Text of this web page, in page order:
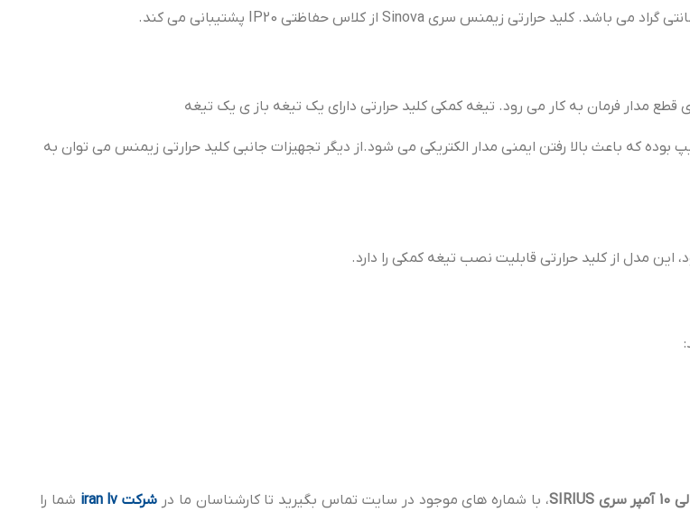
بوده که باعث بالا رفتن ایمنی مدار الکتریکی می شود.از دیگر تجهیزات جانبی کلید حرارتی زیمنس می توان به
، با شماره های موجود در سایت تماس بگیرید تا کارشناسان ما در شرکت iran lv
شما را